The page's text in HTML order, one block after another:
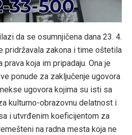
da se osumnjičena dana 23. 4.
pridržavala zakona i time oštetila
koja im pripadaju. Ona je
ponude za zaključenje ugovora
ugovora kojima su isti sa
kulturno-obrazovnu delatnost i
i utvrđenim koeficijentom za
na radna mesta koja ne